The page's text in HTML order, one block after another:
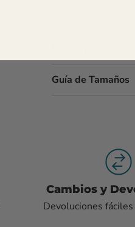
Guía de Tamaños
Cambios y
Devoluciones